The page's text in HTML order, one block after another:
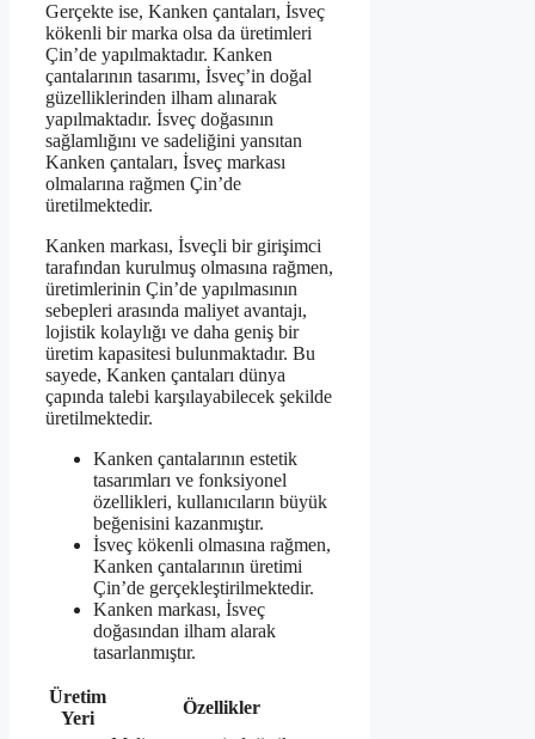
Gerçekte ise, Kanken çantaları, İsveç
kökenli bir marka olsa da üretimleri
Çin’de yapılmaktadır. Kanken
çantalarının tasarımı, İsveç’in doğal
güzelliklerinden ilham alınarak
yapılmaktadır. İsveç doğasının
sağlamlığını ve sadeliğini yansıtan
Kanken çantaları, İsveç markası
olmalarına rağmen Çin’de
üretilmektedir.
Kanken markası, İsveçli bir girişimci
tarafından kurulmuş olmasına rağmen,
üretimlerinin Çin’de yapılmasının
sebepleri arasında maliyet avantajı,
lojistik kolaylığı ve daha geniş bir
üretim kapasitesi bulunmaktadır. Bu
sayede, Kanken çantaları dünya
çapında talebi karşılayabilecek şekilde
üretilmektedir.
Kanken çantalarının estetik
tasarımları ve fonksiyonel
özellikleri, kullanıcıların büyük
beğenisini kazanmıştır.
İsveç kökenli olmasına rağmen,
Kanken çantalarının üretimi
Çin’de gerçekleştirilmektedir.
Kanken markası, İsveç
doğasından ilham alarak
tasarlanmıştır.
Üretim
Yeri
Özellikler